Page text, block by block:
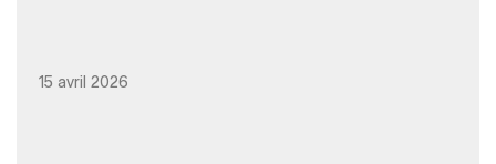
15 avril 2026